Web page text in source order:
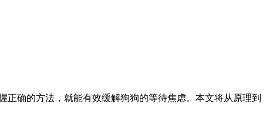
确的方法，就能有效缓解狗狗的等待焦虑。本文将从原理到